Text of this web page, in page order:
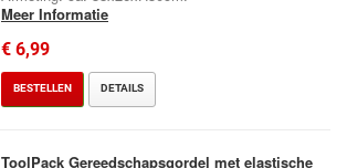
Meer Informatie
€ 6,99
BESTELLEN DETAILS
ToolPack Gereedschapsgordel met elastische